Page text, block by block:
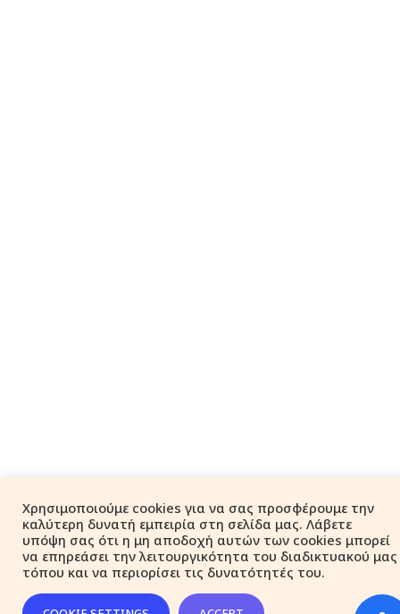
Χρησιμοποιούμε cookies για να σας προσφέρουμε την
καλύτερη δυνατή εμπειρία στη σελίδα μας. Λάβετε
υπόψη σας ότι η μη αποδοχή αυτών των cookies μπορεί
να επηρεάσει την λειτουργικότητα του διαδικτυακού μας
τόπου και να περιορίσει τις δυνατότητές του.